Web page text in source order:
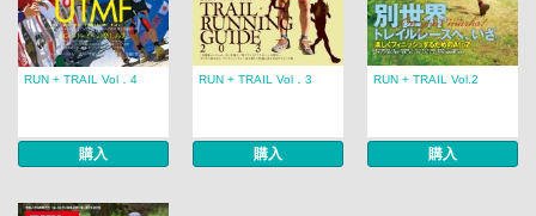
RUN + TRAIL Vol．4
購入
RUN + TRAIL Vol．3
購入
RUN + TRAIL Vol.2
購入